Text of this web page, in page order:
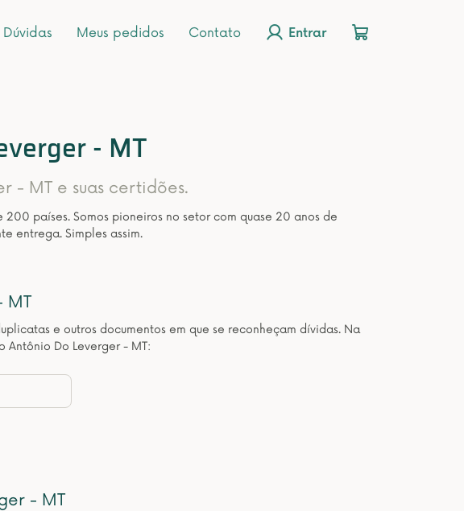
Dúvidas Meus pedidos Contato Entrar
- MT
- MT e suas certidões.
países. Somos pioneiros no setor com quase 20 anos de
entrega. Simples assim.
MT
e outros documentos em que se reconheçam dívidas. Na
Do Leverger - MT:
- MT